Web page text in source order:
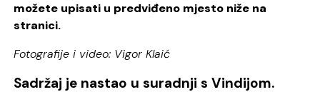
možete upisati u predviđeno mjesto niže na
stranici.
Fotografije i video: Vigor Klaić
Sadržaj je nastao u suradnji s Vindijom.